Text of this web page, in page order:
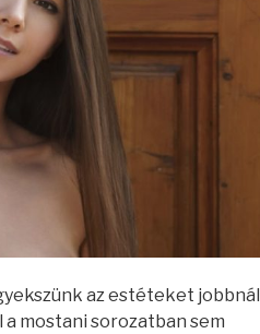
az estéteket jobbnál
mostani sorozatban sem